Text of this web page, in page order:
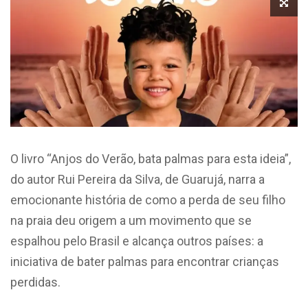
O livro “Anjos do Verão, bata palmas para esta ideia”,
do autor Rui Pereira da Silva, de Guarujá, narra a
emocionante história de como a perda de seu filho
na praia deu origem a um movimento que se
espalhou pelo Brasil e alcança outros países: a
iniciativa de bater palmas para encontrar crianças
perdidas.